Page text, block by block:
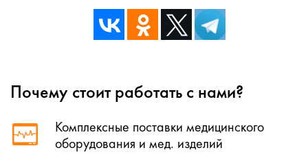
Почему стоит работать с нами?
Комплексные поставки медицинского
оборудования и мед. изделий